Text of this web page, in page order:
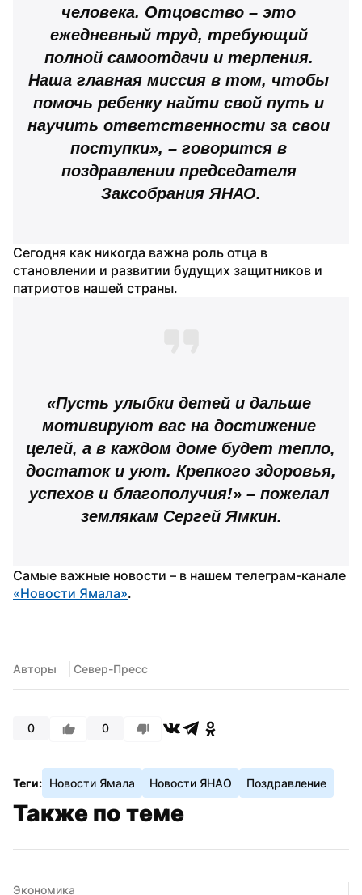
человека. Отцовство – это
ежедневный труд, требующий
полной самоотдачи и терпения.
Наша главная миссия в том, чтобы
помочь ребенку найти свой путь и
научить ответственности за свои
поступки», – говорится в
поздравлении председателя
Заксобрания ЯНАО.
Сегодня как никогда важна роль отца в
становлении и развитии будущих защитников и
патриотов нашей страны.
«Пусть улыбки детей и дальше
мотивируют вас на достижение
целей, а в каждом доме будет тепло,
достаток и уют. Крепкого здоровья,
успехов и благополучия!» – пожелал
землякам Сергей Ямкин.
«Новости Ямала».
Авторы Север-Пресс
0 0
Теги: Новости Ямала Новости ЯНАО Поздравление
Также по теме
Экономика